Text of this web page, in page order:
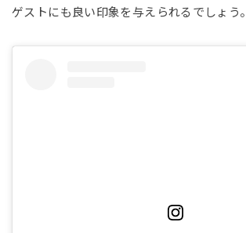
ゲストにも良い印象を与えられるでしょう。